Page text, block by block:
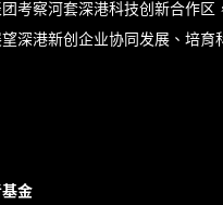
考察河套深港科技创新合作区
深港新创企业协同发展、培育
金